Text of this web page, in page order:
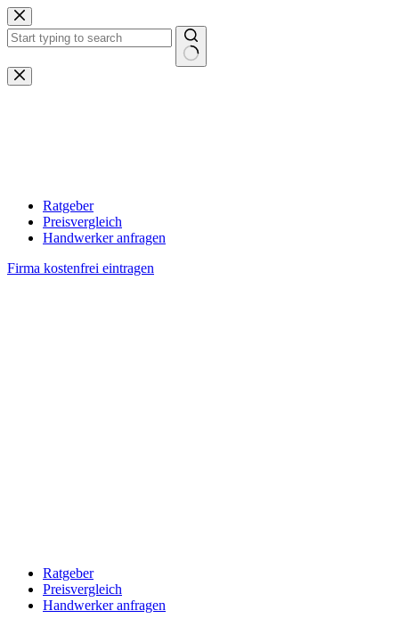
Zum
Inhalt
springen
Keine
Ergebnisse
Ratgeber
Preisvergleich
Handwerker anfragen
Firma kostenfrei eintragen
Ratgeber
Preisvergleich
Handwerker anfragen